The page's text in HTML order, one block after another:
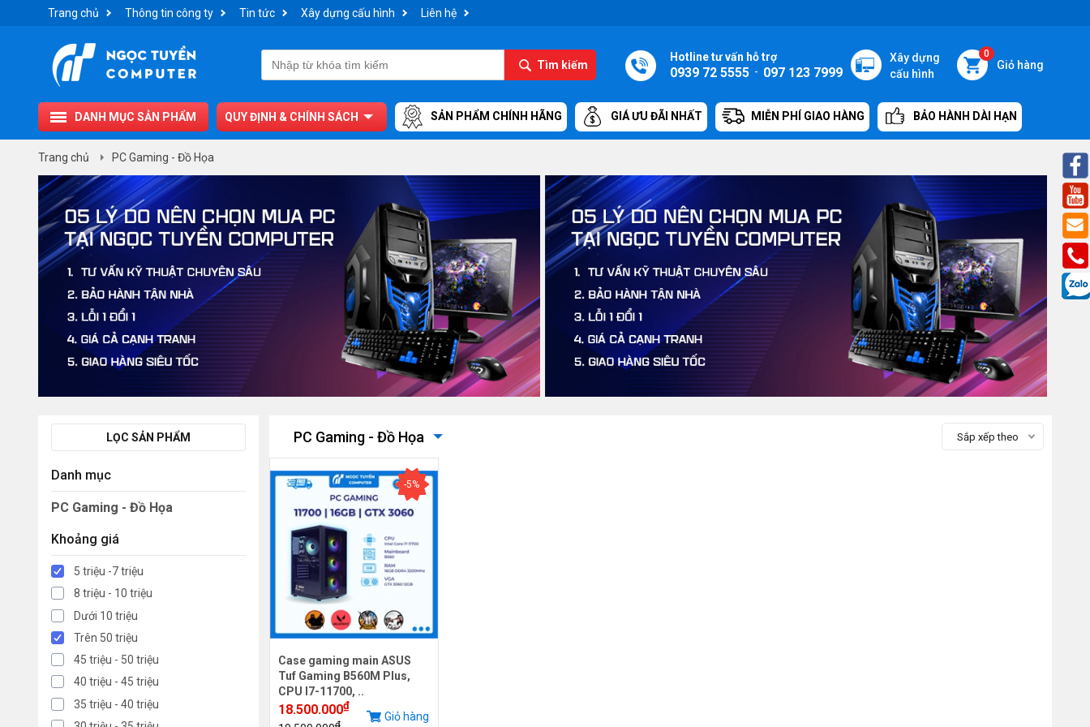
Trang chủ Thông tin công ty Tin tức Xây dựng cấu hình Liên hệ
Tìm kiếm
0
Giỏ hàng
Xây dựng
cấu hình
Hotline tư vấn hỗ trợ
0939 72 5555 - 097 123 7999
DANH MỤC SẢN PHẨM QUY ĐỊNH & CHÍNH SÁCH SẢN PHẨM CHÍNH HÃNG GIÁ ƯU ĐÃI NHẤT MIỄN PHÍ GIAO HÀNG BẢO HÀNH DÀI HẠN
Trang chủ PC Gaming - Đồ Họa
LỌC SẢN PHẨM
Danh mục
PC Gaming - Đồ Họa
Khoảng giá
5 triệu -7 triệu
8 triệu - 10 triệu
Dưới 10 triệu
Trên 50 triệu
45 triệu - 50 triệu
40 triệu - 45 triệu
35 triệu - 40 triệu
PC Gaming - Đồ Họa Sắp xếp theo
-5%
Case gaming main ASUS
Tuf Gaming B560M Plus,
CPU I7-11700, ..
18.500.000₫
₫
Giỏ hàng